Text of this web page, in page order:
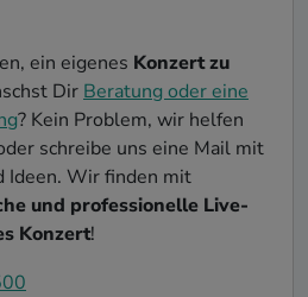
ein eigenes Konzert zu
Dir Beratung oder eine
? Kein Problem, wir helfen
schreibe uns eine Mail mit
Ideen. Wir finden mit
und professionelle Live-
Konzert!